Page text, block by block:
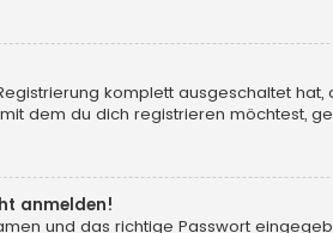
komplett ausgeschaltet
dem du dich registrieren möchtest,
anmelden!
und das richtige Passwort